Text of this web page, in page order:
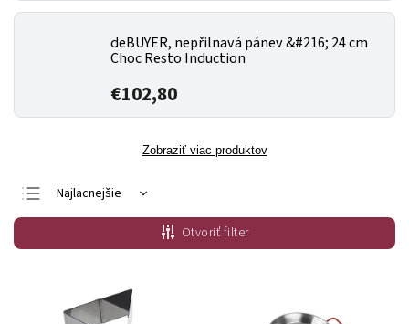
deBUYER, nepřilnavá pánev &#216; 24 cm
Choc Resto Induction
€102,80
Zobraziť viac produktov
Najlacnejšie
Najdrahšie
Najpredávanejšie
Otvoriť filter